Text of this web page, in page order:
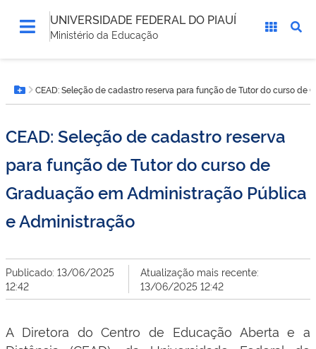
UNIVERSIDADE FEDERAL DO PIAUÍ
Ministério da Educação
está
aqui:Botão Menu
CEAD: Seleção de cadastro reserva para função de Tutor do curso
CEAD: Seleção de cadastro reserva
para função de Tutor do curso de
Graduação em Administração Pública
e Administração
Publicado: 13/06/2025
12:42
Atualização mais recente:
13/06/2025 12:42
A Diretora do Centro de Educação Aberta e a